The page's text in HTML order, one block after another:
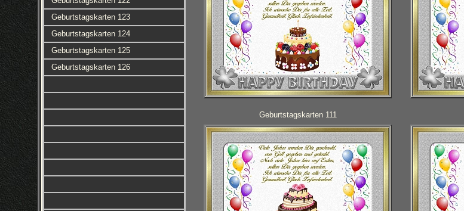
Geburtstagskarten 123
Geburtstagskarten 124
Geburtstagskarten 125
Geburtstagskarten 126
Geburtstagskarten 111